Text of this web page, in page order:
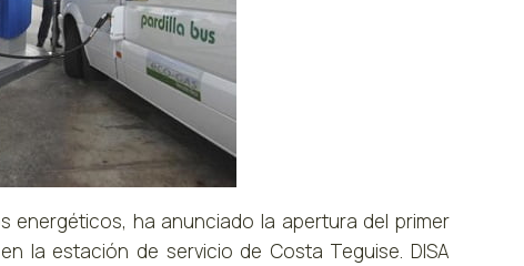
energéticos, ha anunciado la apertura del primer
la estación de servicio de Costa Teguise. DISA